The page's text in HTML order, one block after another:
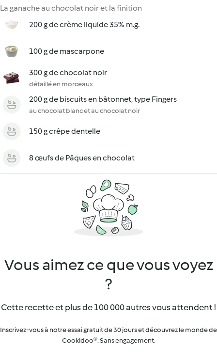
La ganache au chocolat noir et la finition
200 g de crème liquide 35% m.g.
100 g de mascarpone
300 g de chocolat noir
détaillé en morceaux
200 g de biscuits en bâtonnet, type Fingers
au chocolat blanc et au chocolat noir
150 g crêpe dentelle
8 œufs de Pâques en chocolat
Vous aimez ce que vous voyez
?
Cette recette et plus de 100 000 autres vous attendent !
Inscrivez-vous à notre essai gratuit de 30 jours et découvrez le monde de
Cookidoo®. Sans engagement.